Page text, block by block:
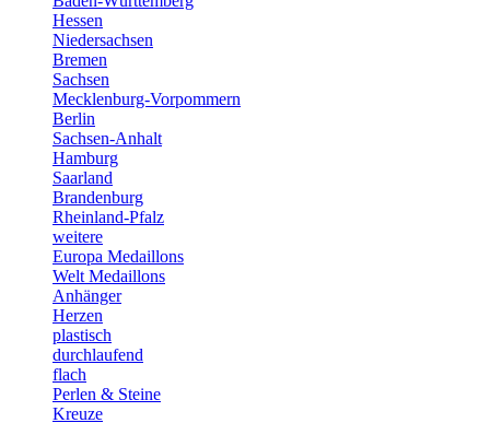
Hessen
Niedersachsen
Bremen
Sachsen
Mecklenburg-Vorpommern
Berlin
Sachsen-Anhalt
Hamburg
Saarland
Brandenburg
Rheinland-Pfalz
weitere
Europa Medaillons
Welt Medaillons
Anhänger
Herzen
plastisch
durchlaufend
flach
Perlen & Steine
Kreuze